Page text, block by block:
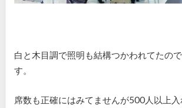
白と木目調で照明も結構つかわれてたの
す。
席数も正確にはみてませんが500人以上